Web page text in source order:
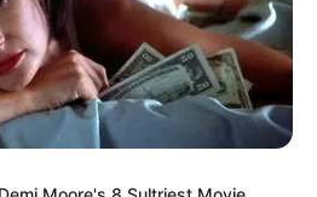
ด้กำไร มีเงินใช้ไม่ขาดมือ